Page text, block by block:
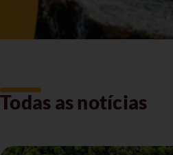
Todas as notícias